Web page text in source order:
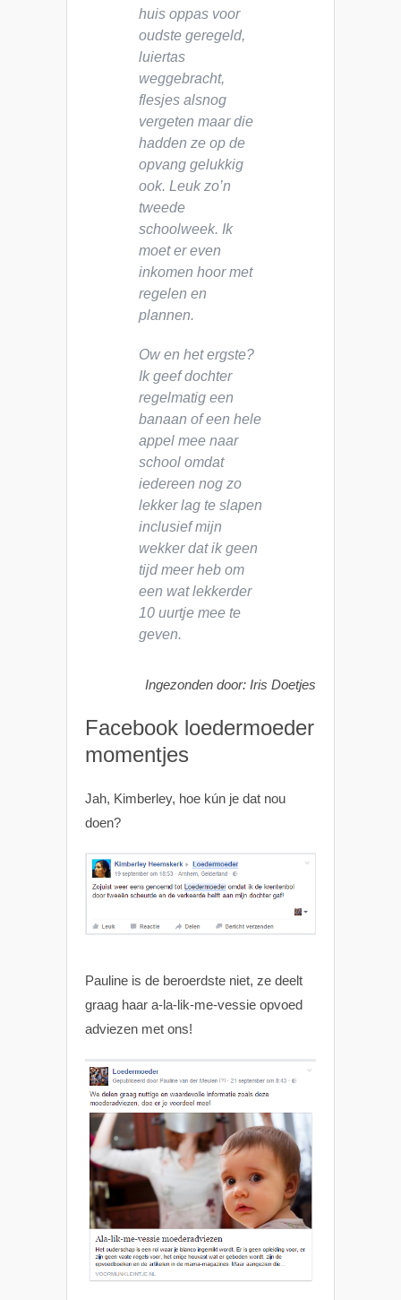
huis oppas voor
oudste geregeld,
luiertas
weggebracht,
flesjes alsnog
vergeten maar die
hadden ze op de
opvang gelukkig
ook. Leuk zo’n
tweede
schoolweek. Ik
moet er even
inkomen hoor met
regelen en
plannen.
Ow en het ergste?
Ik geef dochter
regelmatig een
banaan of een hele
appel mee naar
school omdat
iedereen nog zo
lekker lag te slapen
inclusief mijn
wekker dat ik geen
tijd meer heb om
een wat lekkerder
10 uurtje mee te
geven.
Ingezonden door: Iris Doetjes
Facebook loedermoeder
momentjes
Jah, Kimberley, hoe kún je dat nou
doen?
Pauline is de beroerdste niet, ze deelt
graag haar a-la-lik-me-vessie opvoed
adviezen met ons!